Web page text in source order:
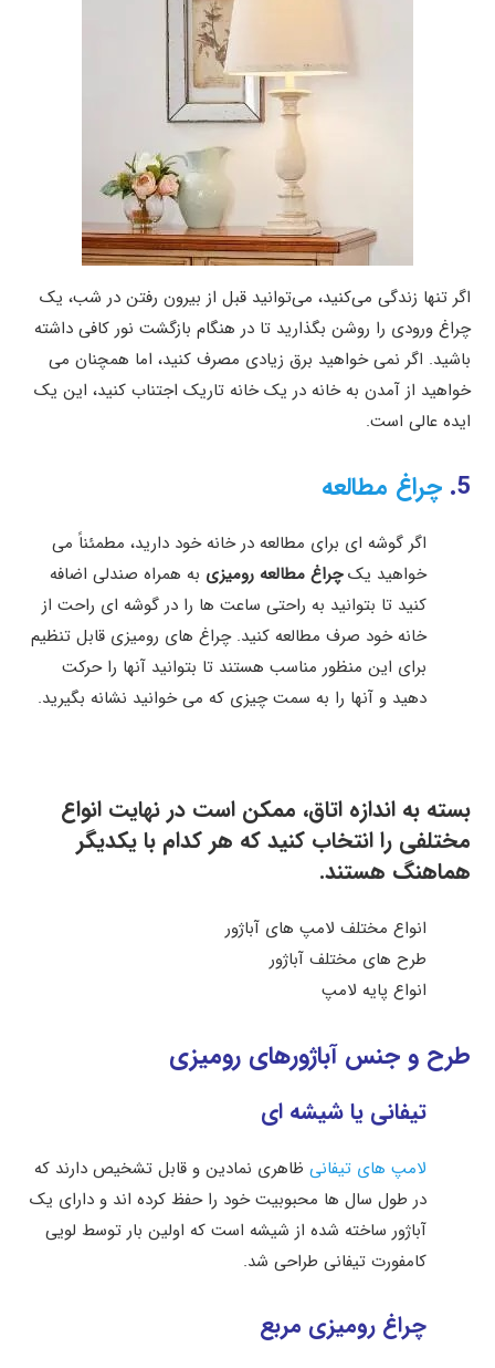
اگر تنها زندگی می‌کنید، می‌توانید قبل از بیرون رفتن در شب، یک
چراغ ورودی را روشن بگذارید تا در هنگام بازگشت نور کافی داشته
باشید. اگر نمی خواهید برق زیادی مصرف کنید، اما همچنان می
خواهید از آمدن به خانه در یک خانه تاریک اجتناب کنید، این یک
ایده عالی است.
5. چراغ مطالعه
اگر گوشه ای برای مطالعه در خانه خود دارید، مطمئناً می
خواهید یکچراغ مطالعه رومیزی به همراه صندلی اضافه
کنید تا بتوانید به راحتی ساعت ها را در گوشه ای راحت از
خانه خود صرف مطالعه کنید. چراغ های رومیزی قابل تنظیم
برای این منظور مناسب هستند تا بتوانید آنها را حرکت
دهید و آنها را به سمت چیزی که می خوانید نشانه بگیرید.
بسته به اندازه اتاق، ممکن است در نهایت انواع
مختلفی را انتخاب کنید که هر کدام با یکدیگر
هماهنگ هستند.
انواع مختلف لامپ های آباژور
طرح های مختلف آباژور
انواع پایه لامپ
طرح و جنس آباژورهای رومیزی
تیفانی یا شیشه ای
لامپ های تیفانی ظاهری نمادین و قابل تشخیص دارند که
در طول سال ها محبوبیت خود را حفظ کرده اند و دارای یک
آباژور ساخته شده از شیشه است که اولین بار توسط لویی
کامفورت تیفانی طراحی شد.
چراغ رومیزی مربع